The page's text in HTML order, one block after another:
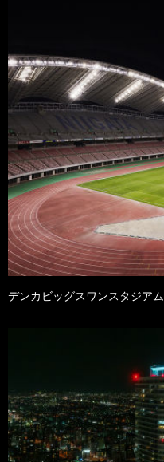
デンカビッグスワンスタジアム